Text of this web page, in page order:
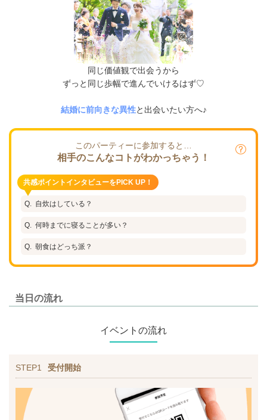
同じ価値観で出会うから
ずっと同じ歩幅で進んでいけるはず♡
結婚に前向きな異性と出会いたい方へ♪
このパーティーに参加すると…
相手のこんなコトがわかっちゃう！
共感ポイントインタビューをPICK UP！
自炊はしている？
何時までに寝ることが多い？
朝食はどっち派？
当日の流れ
イベントの流れ
STEP1 受付開始